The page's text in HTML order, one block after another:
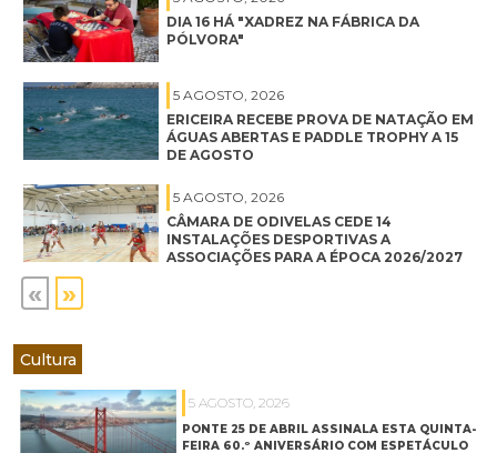
DIA 16 HÁ "XADREZ NA FÁBRICA DA
PÓLVORA"
5 AGOSTO, 2026
ERICEIRA RECEBE PROVA DE NATAÇÃO EM
ÁGUAS ABERTAS E PADDLE TROPHY A 15
DE AGOSTO
5 AGOSTO, 2026
CÂMARA DE ODIVELAS CEDE 14
INSTALAÇÕES DESPORTIVAS A
ASSOCIAÇÕES PARA A ÉPOCA 2026/2027
« »
Cultura
5 AGOSTO, 2026
PONTE 25 DE ABRIL ASSINALA ESTA QUINTA-
FEIRA 60.º ANIVERSÁRIO COM ESPETÁCULO